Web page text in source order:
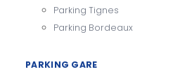
Parking Tignes
Parking Bordeaux
PARKING GARE